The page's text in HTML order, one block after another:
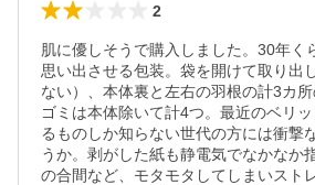
2
肌に優しそうで購入しました。30年く
思い出させる包装。袋を開けて取り出
ない）、本体裏と左右の羽根の計3カ所
ゴミは本体除いて計4つ。最近のベリ
るものしか知らない世代の方には衝撃
うか。剥がした紙も静電気でなかなか
の合間など、モタモタしてしまいスト